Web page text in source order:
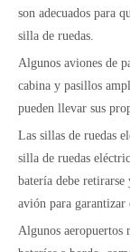
son adecuados para
silla de ruedas.
Algunos aviones de
cabina y pasillos
pueden llevar sus
Las sillas de ruedas
silla de ruedas
batería debe
avión para garantizar
Algunos aeropuertos